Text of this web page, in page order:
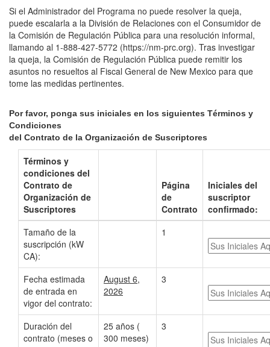
Si el Administrador del Programa no puede resolver la queja,
puede escalarla a la División de Relaciones con el Consumidor de
la Comisión de Regulación Pública para una resolución informal,
llamando al 1-888-427-5772 (https://nm-prc.org). Tras investigar
la queja, la Comisión de Regulación Pública puede remitir los
asuntos no resueltos al Fiscal General de New Mexico para que
tome las medidas pertinentes.
Por favor, ponga sus iniciales en los siguientes Términos y
Condiciones
del Contrato de la Organización de Suscriptores
Términos y
condiciones del
Contrato de
Organización de
Suscriptores
Página
de
Contrato
Iniciales del
suscriptor
confirmado:
Tamaño de la
suscripción (kW
CA):
1
Fecha estimada
de entrada en
vigor del contrato:
August 6,
2026
3
Duración del
contrato (meses o
25 años (
300 meses)
3